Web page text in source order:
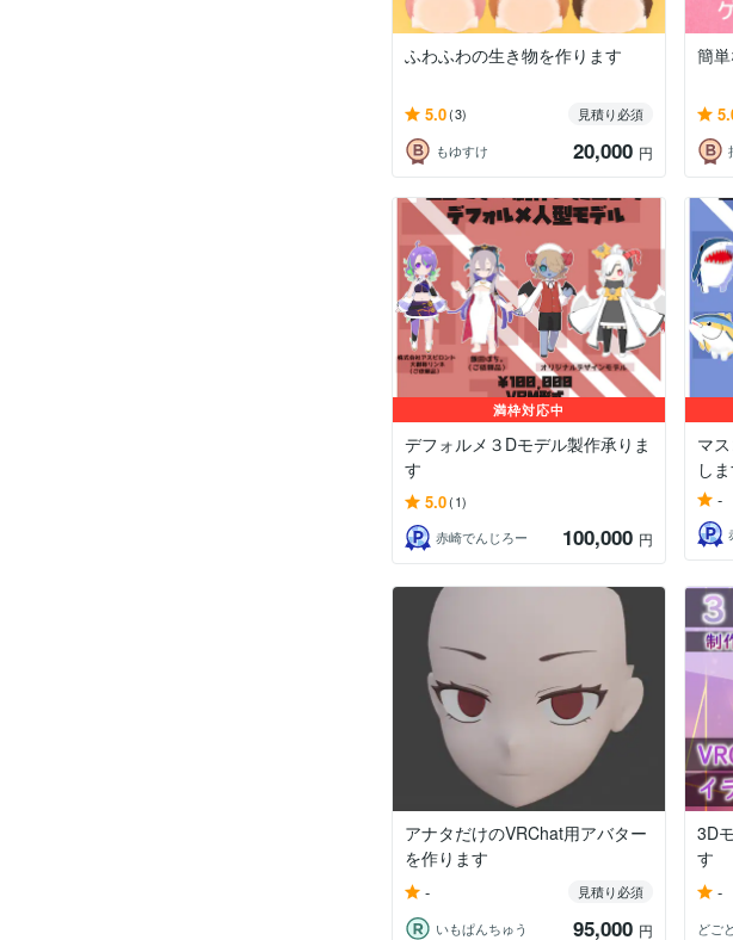
ふわふわの生き物を作ります
5.0(3)
見積り必須
もゆすけ
20,000 円
簡
満枠対応中
デフォルメ３Dモデル製作承りま
す
5.0(1)
赤崎でんじろー
100,000 円
マ
し
-
アナタだけのVRChat用アバター
を作ります
-
見積り必須
いもぱんちゅう
95,000 円
3D
す
-
どご